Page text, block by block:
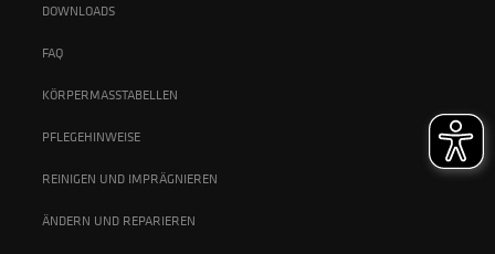
DOWNLOADS
FAQ
KÖRPERMASSTABELLEN
PFLEGEHINWEISE
REINIGEN UND IMPRÄGNIEREN
ÄNDERN UND REPARIEREN